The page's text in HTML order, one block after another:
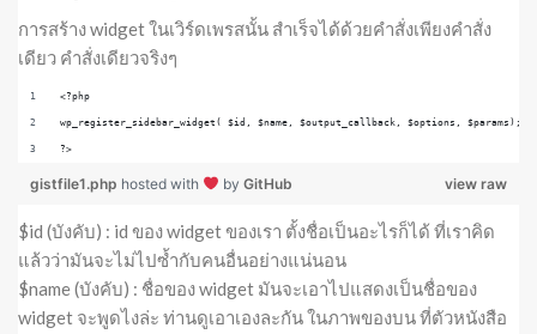
การสร้าง widget ในเวิร์ดเพรสนั้น สำเร็จได้ด้วยคำสั่งเพียงคำสั่ง
เดียว คำสั่งเดียวจริงๆ
<?php
wp_register_sidebar_widget( $id, $name, $output_callback, $options, $params);
?>
view raw
gistfile1.php hosted with by GitHub
$id (บังคับ) : id ของ widget ของเรา ตั้งชื่อเป็นอะไรก็ได้ ที่เราคิด
แล้วว่ามันจะไม่ไปซ้ำกับคนอื่นอย่างแน่นอน
$name (บังคับ) : ชื่อของ widget มันจะเอาไปแสดงเป็นชื่อของ
widget จะพูดไงล่ะ ท่านดูเอาเองละกัน ในภาพของบน ที่ตัวหนังสือ